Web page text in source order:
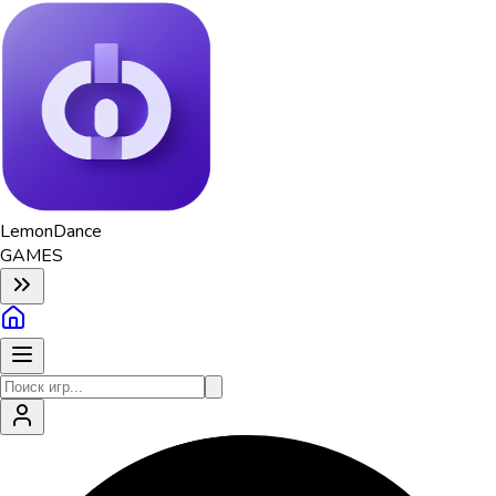
LemonDance
GAMES